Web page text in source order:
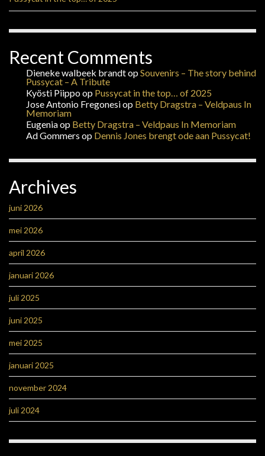
Recent Comments
Dieneke walbeek brandtopSouvenirs – The story behind
Pussycat – A Tribute
Kyösti Piippoop Pussycat in the top… of 2025
Jose Antonio Fregonesiop Betty Dragstra – Veldpaus In
Memoriam
Eugeniaop Betty Dragstra – Veldpaus In Memoriam
Ad Gommers op Dennis Jones brengt ode aan Pussycat!
Archives
juni 2026
mei 2026
april 2026
januari 2026
juli 2025
juni 2025
mei 2025
januari 2025
november 2024
juli 2024